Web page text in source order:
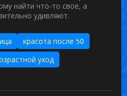
найти что-то свое, а
удивляют.
красота после 50
уход